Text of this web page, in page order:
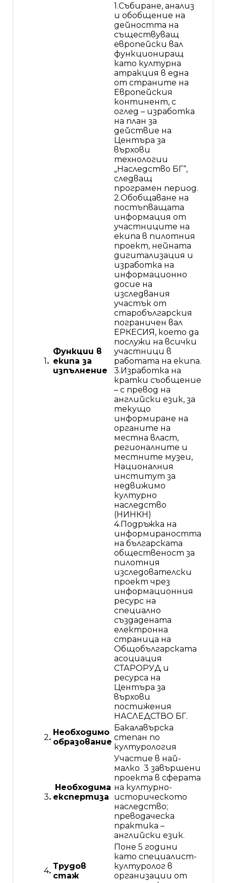
1.
Функции в
екипа за
изпълнение
1.Събиране, анализ
и обобщение на
дейността на
съществуващ
европейски вал
функциониращ
като културна
атракция в една
от страните на
Европейския
континент, с
оглед – изработка
на план за
действие на
Центъра за
върхови
технологии
„Наследство БГ“,
следващ
програмен период.
2.Обобщаване на
постъпващата
информация от
участниците на
екипа в пилотния
проект, нейната
дигитализация и
изработка на
информационно
досие на
изследвания
участък от
старобългарския
пограничен вал
ЕРКЕСИЯ, което да
послужи на всички
участници в
работата на екипа.
3.Изработка на
кратки съобщение
– с превод на
английски език, за
текущо
информиране на
органите на
местна власт,
регионалните и
местните музеи,
Националния
институт за
недвижимо
културно
наследство
(НИНКН)
4.Подръжка на
информираността
на българската
общественост за
пилотния
изследователски
проект чрез
информационния
ресурс на
специално
създадената
електронна
страница на
Общобългарската
асоциация
СТАРОРУД и
ресурса на
Центъра за
върхови
постижения
НАСЛЕДСТВО БГ.
2.
Необходимо
образование
Бакалавърска
степан по
културология
3.
Необходима
експертиза
Участие в най-
малко 3 завършени
проекта в сферата
на културно-
историческото
наследство;
преводаческа
практика –
английски език.
4. Трудов
стаж
Поне 5 години
като специалист-
културолог в
организации от